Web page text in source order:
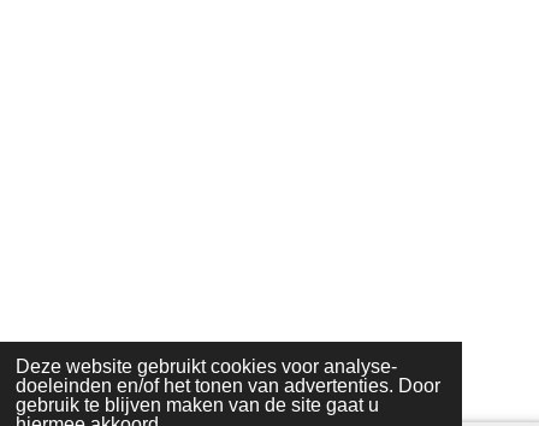
Deze website gebruikt cookies voor analyse-
doeleinden en/of het tonen van advertenties. Door
gebruik te blijven maken van de site gaat u